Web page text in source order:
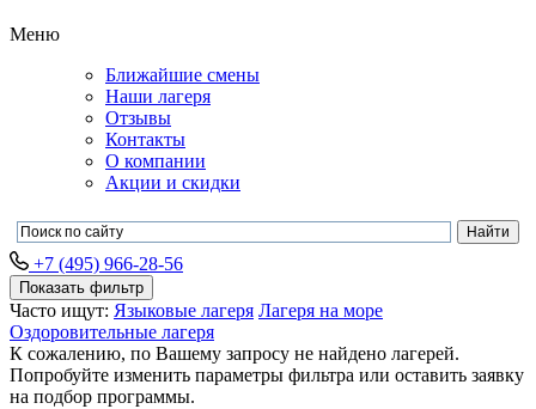
Меню
Ближайшие смены
Наши лагеря
Отзывы
Контакты
О компании
Акции и скидки
+7 (495) 966-28-56
Показать фильтр
Часто ищут: Языковые лагеря Лагеря на море
Оздоровительные лагеря
К сожалению, по Вашему запросу не найдено лагерей.
Попробуйте изменить параметры фильтра или оставить заявку
на подбор программы.